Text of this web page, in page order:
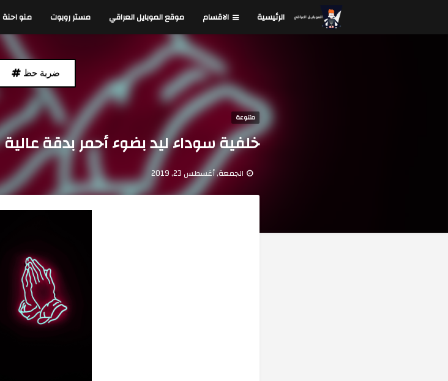
الرئيسية الاقسام موقع الموبايل العراقي مستر روبوت منو احنة
ضربة حظ
متنوعة
خلفية سوداء ليد بضوء أحمر بدقة عالية hd
الجمعة, أغسطس 23, 2019